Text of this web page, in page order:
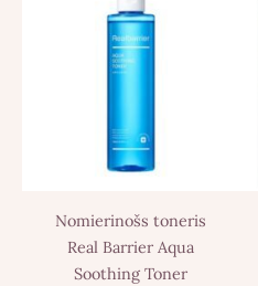
Nomierinošs toneris
Real Barrier Aqua
Soothing Toner